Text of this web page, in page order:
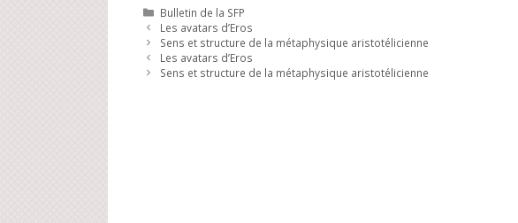
Catégories
Bulletin de la SFP
Les avatars d’Eros
Sens et structure de la métaphysique aristotélicienne
Les avatars d’Eros
Sens et structure de la métaphysique aristotélicienne